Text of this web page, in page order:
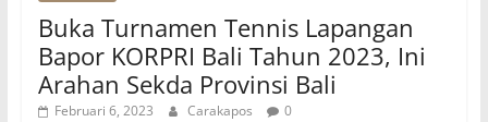
Buka Turnamen Tennis Lapangan
Bapor KORPRI Bali Tahun 2023, Ini
Arahan Sekda Provinsi Bali
Februari 6, 2023 Carakapos 0